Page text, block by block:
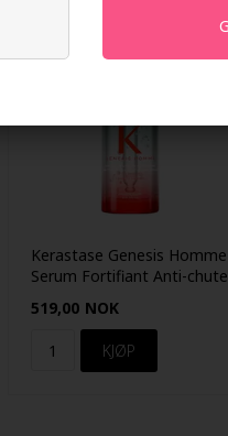
Kerastase Genesis Homme
Serum Fortifiant Anti-chute
519,00 NOK